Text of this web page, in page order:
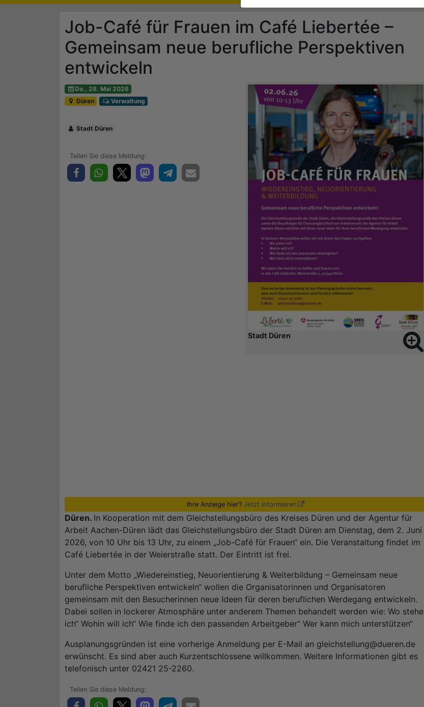
Job-Café für Frauen im Café Liebertée –
Gemeinsam neue berufliche Perspektiven
entwickeln
Stadt Düren
Do., 28. Mai 2026
Düren
Verwaltung
Stadt Düren
Ihre Anzeige hier? Jetzt informieren
Düren. In Kooperation mit dem Gleichstellungsbüro des Kreises Düren und der Agentur für
Arbeit Aachen-Düren lädt das Gleichstellungsbüro der Stadt Düren am Dienstag, dem 2. Juni
2026, von 10 Uhr bis 13 Uhr, zu einem „Job-Café für Frauen“ ein. Die Veranstaltung findet im
Café Liebertée in der Weierstraße statt. Der Eintritt ist frei.
Unter dem Motto „Wiedereinstieg, Neuorientierung & Weiterbildung – Gemeinsam neue
berufliche Perspektiven entwickeln“ wollen die Organisatorinnen und Organisatoren
gemeinsam mit den Besucherinnen neue Ideen für deren beruflichen Werdegang entwickeln.
Dabei sollen in lockerer Atmosphäre unter anderem Themen behandelt werden wie: Wo stehe
ich“ Wohin will ich“ Wie finde ich den passenden Arbeitgeber“ Wer kann mich unterstützen“
Ausplanungsgründen ist eine vorherige Anmeldung per E-Mail an gleichstellung@dueren.de
erwünscht. Es sind aber auch Kurzentschlossene willkommen. Weitere Informationen gibt es
telefonisch unter 02421 25-2260.